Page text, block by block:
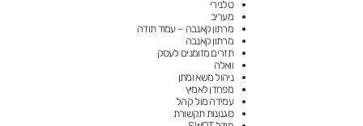
טלנירי
מעריב
מרתון קאנבה – עמוד תודה
מרתון קאנבה
תזרים מזומנים לעסק
וואלה
ניהול משא ומתן
מפחדן לאמיץ
עמידה מול קהל
סגנונות תקשורת